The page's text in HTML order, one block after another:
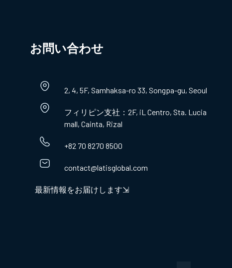
お問い合わせ​
2, 4, 5F, Samhaksa-ro 33, Songpa-gu, Seoul
フィリピン支社：2F, iL Centro, Sta. Lucia
mall, Cainta, Rizal
+82 70 8270 8500
contact@latisglobal.com
最新情報をお届けします⇲